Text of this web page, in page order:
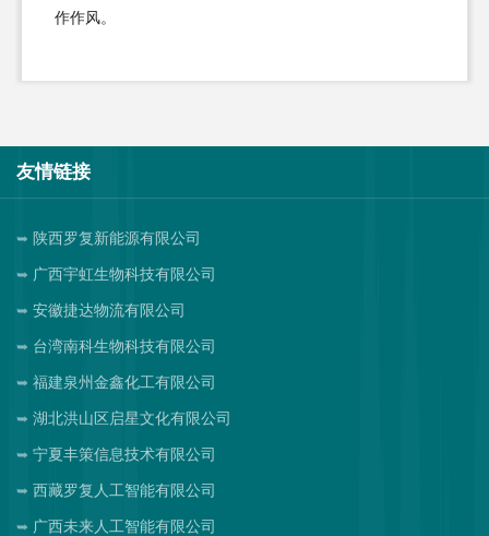
作作风。
友情链接
陕西罗复新能源有限公司
广西宇虹生物科技有限公司
安徽捷达物流有限公司
台湾南科生物科技有限公司
福建泉州金鑫化工有限公司
湖北洪山区启星文化有限公司
宁夏丰策信息技术有限公司
西藏罗复人工智能有限公司
广西未来人工智能有限公司